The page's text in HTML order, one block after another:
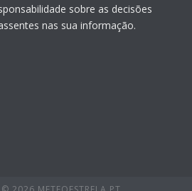
sobre as decisões
nas sua informação.